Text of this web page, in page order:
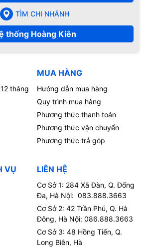
TÌM CHI NHÁNH
thống Hoàng Kiên
tháng
MUA HÀNG
Hướng dẫn mua hàng
Quy trình mua hàng
Phương thức thanh toán
Phương thức vận chuyển
Phương thức trả góp
VỤ LIÊN HỆ
Cơ Sở 1: 284 Xã Đàn, Q. Đống
Đa, Hà Nội: 083.888.3663
Cơ Sở 2: 42 Trần Phú, Q. Hà
Đông, Hà Nội: 086.888.3663
Cơ Sở 3: 48 Hồng Tiến, Q.
Long Biên, Hà